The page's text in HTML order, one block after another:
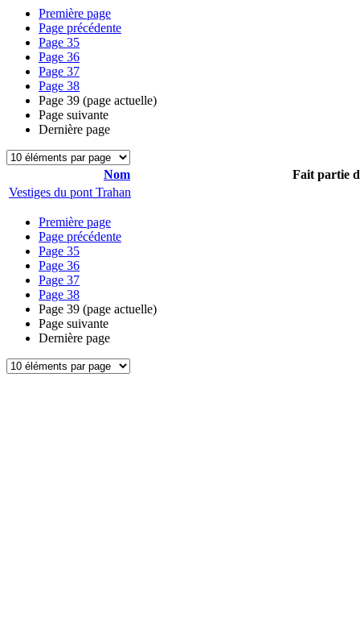
Première page
Page précédente
Page 35
Page 36
Page 37
Page 38
Page 39 (page actuelle)
Page suivante
Dernière page
Nom
Fait partie
Vestiges du pont Trahan
Première page
Page précédente
Page 35
Page 36
Page 37
Page 38
Page 39 (page actuelle)
Page suivante
Dernière page